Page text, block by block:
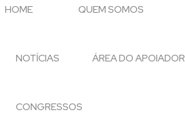
HOME QUEM SOMOS
NOTÍCIAS ÁREA DO APOIADOR
CONGRESSOS